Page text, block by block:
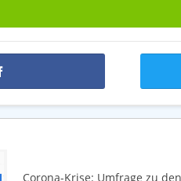
Corona-Krise: Umfrage zu